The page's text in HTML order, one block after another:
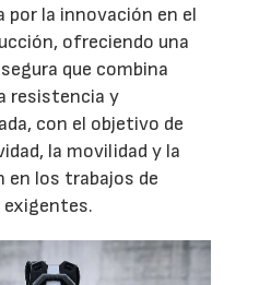
por la innovación en el
ofreciendo una
que combina
resistencia y
con el objetivo de
la movilidad y la
en los trabajos de